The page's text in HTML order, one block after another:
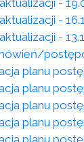
-
-
-
planu
planu
planu
planu
planu